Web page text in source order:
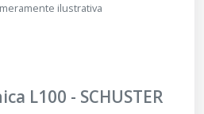
ilustrativa
L100 - SCHUSTER